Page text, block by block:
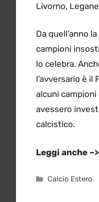
Livorno,
Da quell’anno
campioni
lo celebra.
l’avversario è
alcuni
avessero
calcistico.
Leggi anche –>
Categorie
Calcio Estero